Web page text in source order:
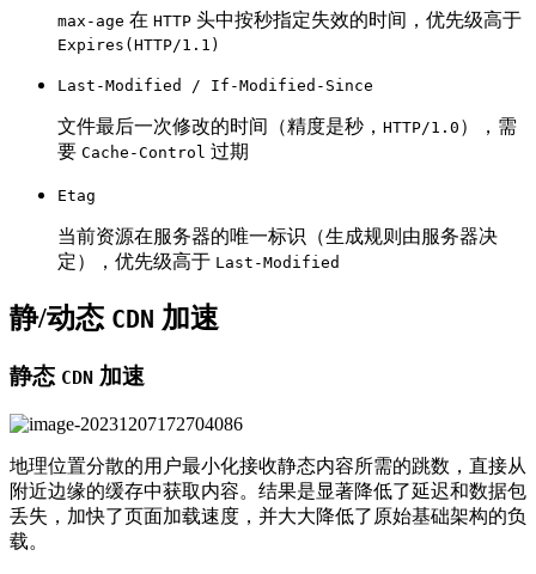
max-age 在 HTTP 头中按秒指定失效的时间，优先级高于
Expires(HTTP/1.1)
Last-Modified / If-Modified-Since
文件最后一次修改的时间（精度是秒， HTTP/1.0 ），需
要 Cache-Control 过期
Etag
当前资源在服务器的唯一标识（生成规则由服务器决
定），优先级高于 Last-Modified
静/动态 CDN 加速
静态 CDN 加速
地理位置分散的用户最小化接收静态内容所需的跳数，直接从
附近边缘的缓存中获取内容。结果是显著降低了延迟和数据包
丢失，加快了页面加载速度，并大大降低了原始基础架构的负
载。